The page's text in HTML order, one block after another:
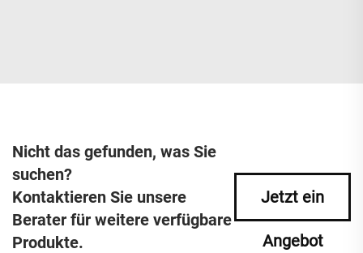
Nicht das gefunden, was Sie
suchen?
Kontaktieren Sie unsere
Berater für weitere verfügbare
Produkte.
Jetzt ein
Angebot